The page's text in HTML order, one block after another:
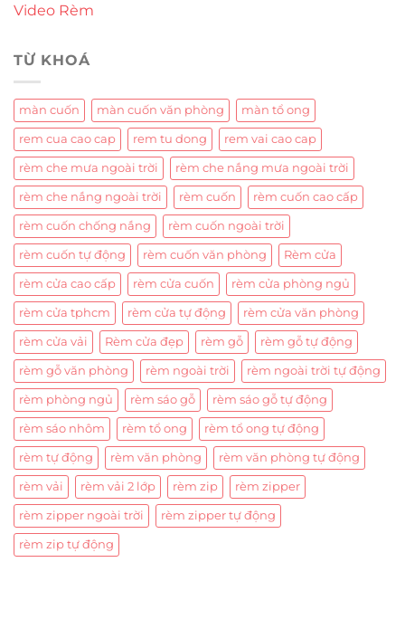
Video Rèm
TỪ KHOÁ
màn cuốn màn cuốn văn phòng màn tổ ong
rem cua cao cap rem tu dong rem vai cao cap
rèm che mưa ngoài trời rèm che nắng mưa ngoài trời
rèm che nắng ngoài trời rèm cuốn rèm cuốn cao cấp
rèm cuốn chống nắng rèm cuốn ngoài trời
rèm cuốn tự động rèm cuốn văn phòng Rèm cửa
rèm cửa cao cấp rèm cửa cuốn rèm cửa phòng ngủ
rèm cửa tphcm rèm cửa tự động rèm cửa văn phòng
rèm cửa vải Rèm cửa đẹp rèm gỗ rèm gỗ tự động
rèm gỗ văn phòng rèm ngoài trời rèm ngoài trời tự động
rèm phòng ngủ rèm sáo gỗ rèm sáo gỗ tự động
rèm sáo nhôm rèm tổ ong rèm tổ ong tự động
rèm tự động rèm văn phòng rèm văn phòng tự động
rèm vải rèm vải 2 lớp rèm zip rèm zipper
rèm zipper ngoài trời rèm zipper tự động
rèm zip tự động